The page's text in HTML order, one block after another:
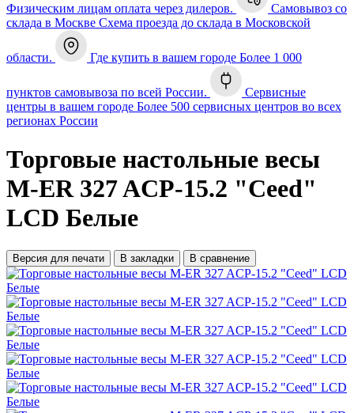
Физическим лицам оплата через дилеров.
Самовывоз со
склада в Москве Схема проезда до склада в Московской
области. Где купить в вашем городе Более 1 000
пунктов самовывоза по всей России.
Сервисные
центры в вашем городе Более 500 сервисных центров во всех
регионах России
Торговые настольные весы
M-ER 327 ACP-15.2 "Ceed"
LCD Белые
Версия для печати В закладки В сравнение